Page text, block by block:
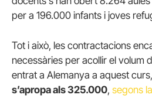
per a 196.000 infants i joves
Tot i això, les contractacions
necessàries per acollir el volum
entrat a Alemanya a aquest curs,
s’apropa als 325.000, segons